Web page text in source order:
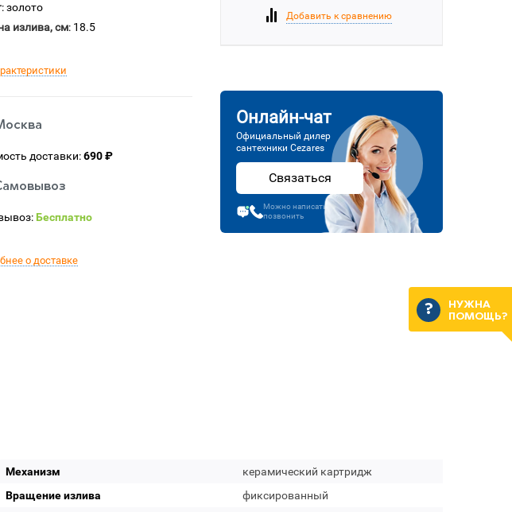
: золото
излива, см: 18.5
доставки:690 ₽
Бесплатно
о доставке
Добавить к сравнению
Онлайн-чат
Официальный дилер
сантехники Cezares
Связаться
Можно написать или
позвонить
Механизм
керамический картридж
Вращение излива
фиксированный
НУЖНА
ПОМОЩЬ?